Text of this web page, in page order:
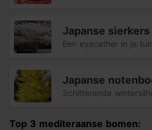
Japanse sierkers
Een eyecather in je
Japanse
Schitterende
Top 3 mediteraanse bomen: